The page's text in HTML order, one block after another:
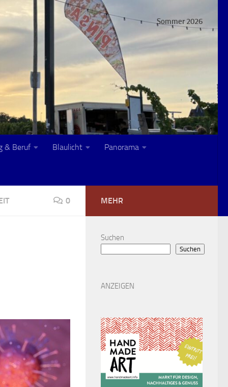
Sommer 2026
& Beruf Blaulicht Panorama
0 MEHR
Suchen
Suchen
ANZEIGEN